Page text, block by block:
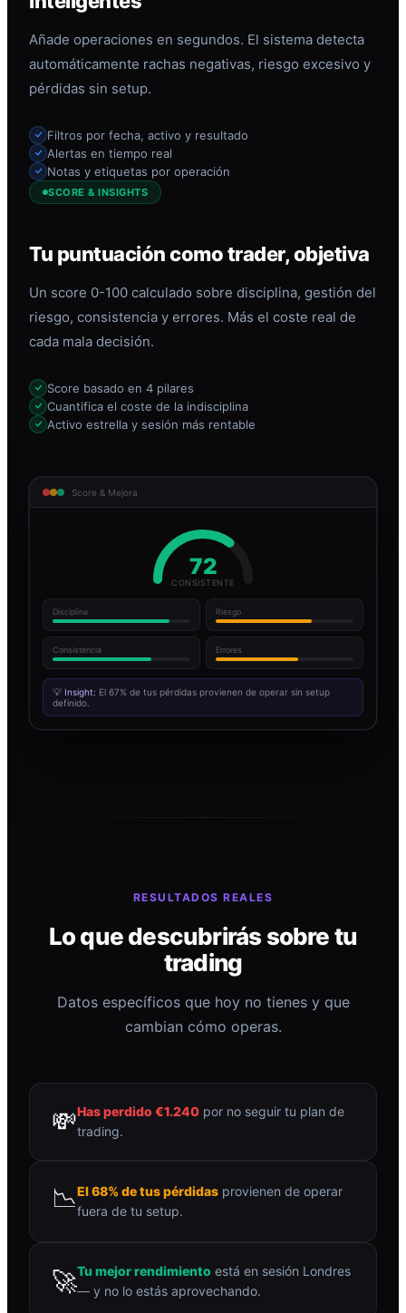
Añade operaciones en segundos. El sistema detecta
automáticamente rachas negativas, riesgo excesivo y
pérdidas sin setup.
Filtros por fecha, activo y resultado
Alertas en tiempo real
Notas y etiquetas por operación
SCORE & INSIGHTS
Tu puntuación como trader, objetiva
Un score 0-100 calculado sobre disciplina, gestión del
riesgo, consistencia y errores. Más el coste real de
cada mala decisión.
Score basado en 4 pilares
Cuantifica el coste de la indisciplina
Activo estrella y sesión más rentable
Score & Mejora
72
CONSISTENTE
Disciplina Riesgo
Consistencia Errores
💡 Insight: El 67% de tus pérdidas provienen de operar sin setup
definido.
RESULTADOS REALES
Lo que descubrirás sobre tu
trading
Datos específicos que hoy no tienes y que
cambian cómo operas.
💸Has perdido €1.240 por no seguir tu plan de
trading.
📉El 68% de tus pérdidas provienen de operar
fuera de tu setup.
🚀Tu mejor rendimiento está en sesión Londres
— y no lo estás aprovechando.